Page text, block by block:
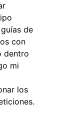
de
con
dentro
mi
los